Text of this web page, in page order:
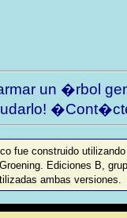
un �rbol
fue construido
Ediciones B,
ambas versiones.